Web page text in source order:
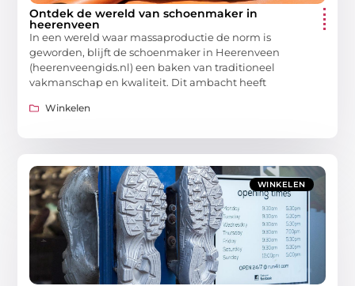
Ontdek de wereld van schoenmaker in
heerenveen
In een wereld waar massaproductie de norm is
geworden, blijft de schoenmaker in Heerenveen
(heerenveengids.nl) een baken van traditioneel
vakmanschap en kwaliteit. Dit ambacht heeft
Winkelen
WINKELEN